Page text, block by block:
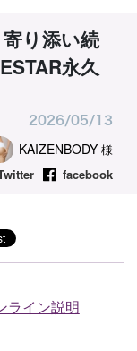
お気に入り
り添い続
永久
2026/05/13
KAIZENBODY 様
facebook
ライン説明